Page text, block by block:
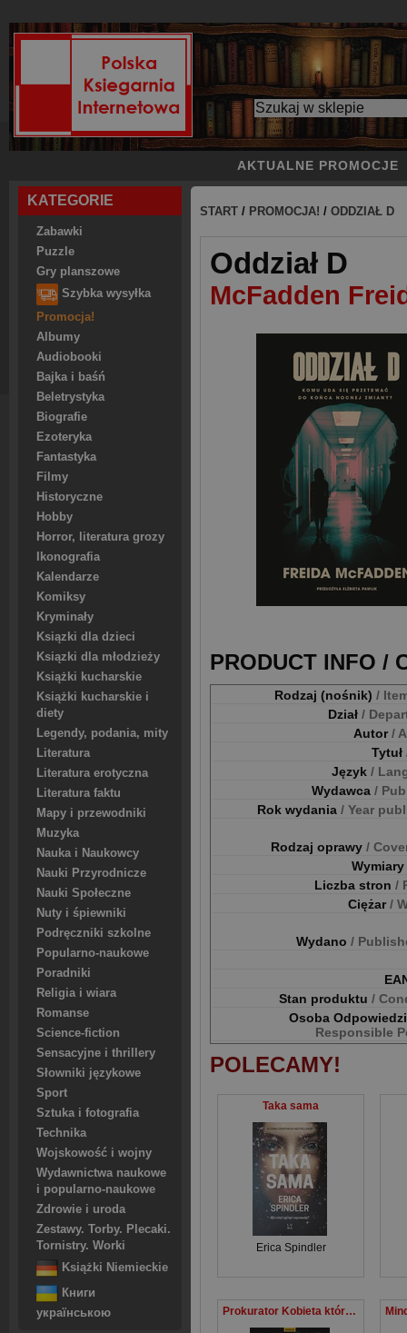
AKTUALNE PROMOCJE
KATEGORIE
Zabawki
Puzzle
Gry planszowe
Szybka wysyłka
Promocja!
Albumy
Audiobooki
Bajka i baśń
Beletrystyka
Biografie
Ezoteryka
Fantastyka
Filmy
Historyczne
Hobby
Horror, literatura grozy
Ikonografia
Kalendarze
Komiksy
Kryminały
Ksiązki dla dzieci
Ksiązki dla młodzieży
Książki kucharskie
Książki kucharskie i
diety
Legendy, podania, mity
Literatura
Literatura erotyczna
Literatura faktu
Mapy i przewodniki
Muzyka
Nauka i Naukowcy
Nauki Przyrodnicze
Nauki Społeczne
Nuty i śpiewniki
Podręczniki szkolne
Popularno-naukowe
Poradniki
Religia i wiara
Romanse
Science-fiction
Sensacyjne i thrillery
Słowniki językowe
Sport
Sztuka i fotografia
Technika
Wojskowość i wojny
Wydawnictwa naukowe
i popularno-naukowe
Zdrowie i uroda
Zestawy. Torby. Plecaki.
Tornistry. Worki
Książki Niemieckie
Книги
українською
START / PROMOCJA! / ODDZIAŁ D
Oddział D
McFadden
PRODUCT INFO /
Rodzaj (nośnik) /
Dział /
Autor/
Tytuł
Język /
Wydawca /
Rok wydania / Year
Rodzaj oprawy /
Wymiary
Liczba stron /
Ciężar/
Wydano /
Stan produktu /
Osoba
Responsible
POLECAMY!
Taka sama
Erica Spindler
Prokurator Kobieta która się nie bała